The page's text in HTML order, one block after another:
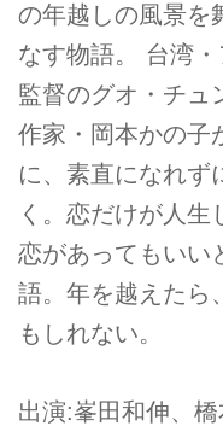
の年越しの風景を
なす物語。 台湾
監督のグオ・チュ
作家・岡本かの子
に、素直になれず
く。恋だけが人生
恋があってもいい
語。年を越えたら
もしれない。
出演:峯田和伸、